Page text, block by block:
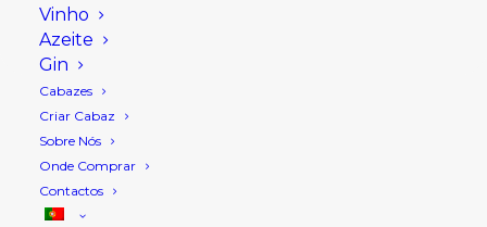
Vinho
Azeite
Gin
Cabazes
Criar Cabaz
Sobre Nós
Onde Comprar
Contactos